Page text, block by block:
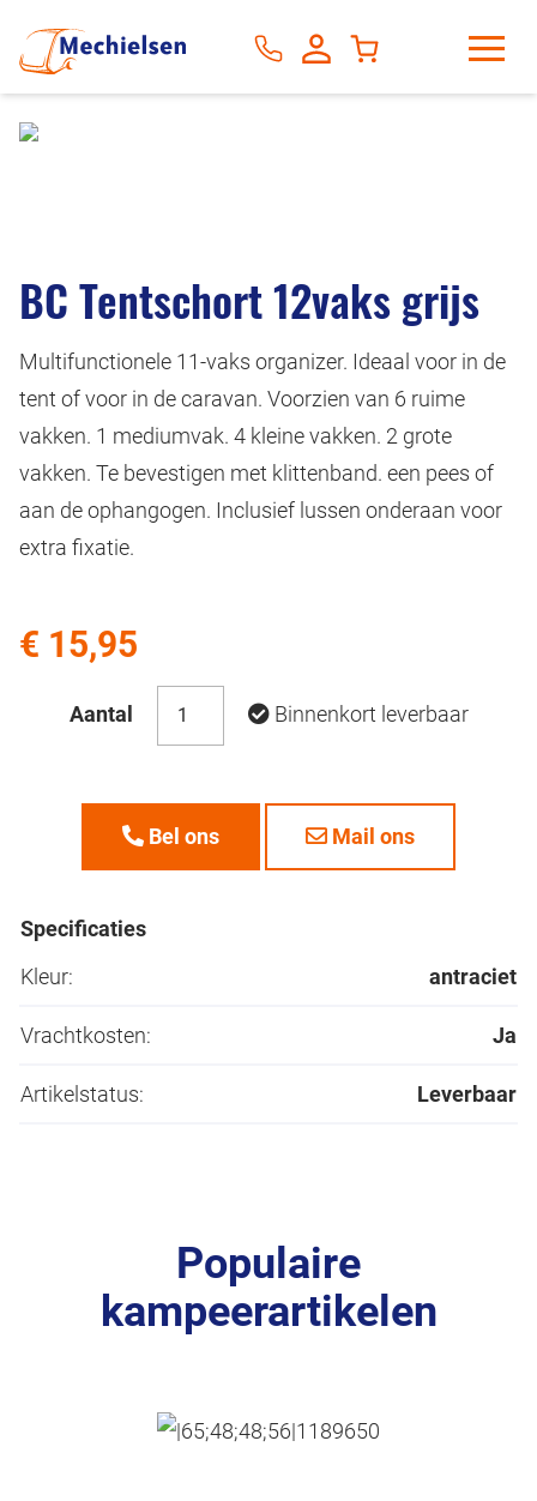
BC Tentschort 12vaks grijs
Multifunctionele 11-vaks organizer. Ideaal voor in de
tent of voor in de caravan. Voorzien van 6 ruime
vakken. 1 mediumvak. 4 kleine vakken. 2 grote
vakken. Te bevestigen met klittenband. een pees of
aan de ophangogen. Inclusief lussen onderaan voor
extra fixatie.
€ 15,95
Aantal Binnenkort leverbaar
Bel ons Mail ons
Specificaties
Kleur:
antraciet
Vrachtkosten: Ja
Artikelstatus: Leverbaar
Populaire
kampeerartikelen